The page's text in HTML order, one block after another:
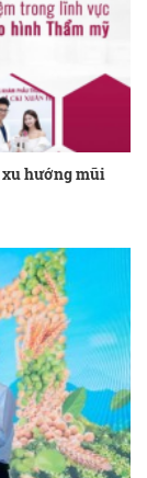
hướng mũi